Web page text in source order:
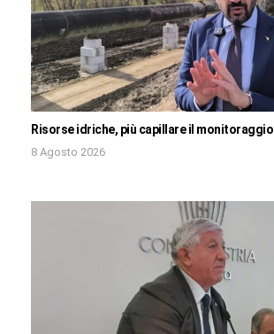
Risorse idriche, più capillare il monitoraggio
8 Agosto 2026